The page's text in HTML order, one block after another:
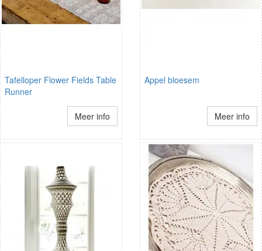
Tafelloper Flower Fields Table
Runner
Meer info
Appel bloesem
Meer info